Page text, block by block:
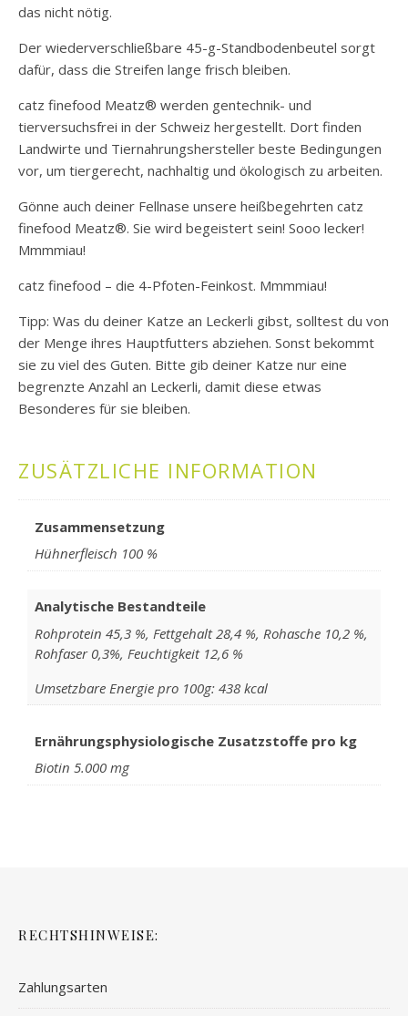
das nicht nötig.
Der wiederverschließbare 45-g-Standbodenbeutel sorgt
dafür, dass die Streifen lange frisch bleiben.
catz finefood Meatz® werden gentechnik- und
tierversuchsfrei in der Schweiz hergestellt. Dort finden
Landwirte und Tiernahrungshersteller beste Bedingungen
vor, um tiergerecht, nachhaltig und ökologisch zu arbeiten.
Gönne auch deiner Fellnase unsere heißbegehrten catz
finefood Meatz®. Sie wird begeistert sein! Sooo lecker!
Mmmmiau!
catz finefood – die 4-Pfoten-Feinkost. Mmmmiau!
Tipp: Was du deiner Katze an Leckerli gibst, solltest du von
der Menge ihres Hauptfutters abziehen. Sonst bekommt
sie zu viel des Guten. Bitte gib deiner Katze nur eine
begrenzte Anzahl an Leckerli, damit diese etwas
Besonderes für sie bleiben.
ZUSÄTZLICHE INFORMATION
Zusammensetzung
Hühnerfleisch 100 %
Analytische Bestandteile
Rohprotein 45,3 %, Fettgehalt 28,4 %, Rohasche 10,2 %,
Rohfaser 0,3%, Feuchtigkeit 12,6 %
Umsetzbare Energie pro 100g: 438 kcal
Ernährungsphysiologische Zusatzstoffe pro kg
Biotin 5.000 mg
RECHTSHINWEISE:
Zahlungsarten